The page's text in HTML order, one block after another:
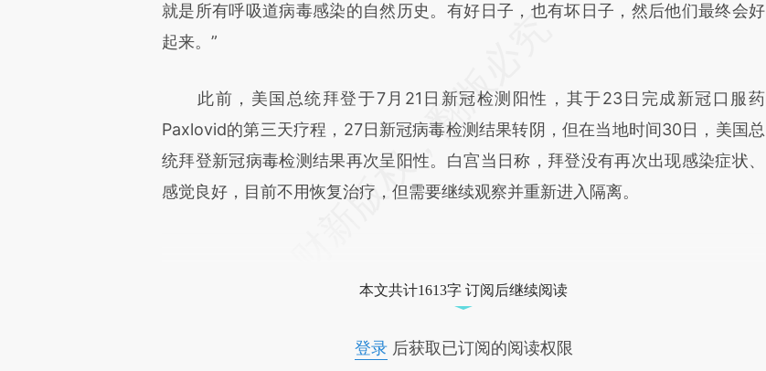
就是所有呼吸道病毒感染的自然历史。有好日子，也有坏日子，然后他们最终会好
起来。”
此前，美国总统拜登于7月21日新冠检测阳性，其于23日完成新冠口服药
Paxlovid的第三天疗程，27日新冠病毒检测结果转阴，但在当地时间30日，美国总
统拜登新冠病毒检测结果再次呈阳性。白宫当日称，拜登没有再次出现感染症状、
感觉良好，目前不用恢复治疗，但需要继续观察并重新进入隔离。
本文共计1613字 订阅后继续阅读
登录后获取已订阅的阅读权限